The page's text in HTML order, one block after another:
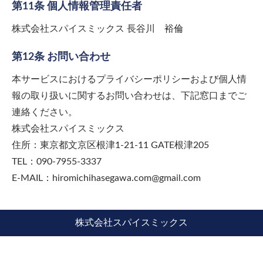
第11条 個人情報管理責任者
株式会社スパイスミックス 長谷川 裕倫
第12条 お問い合わせ
本サービスにおけるプライバシーポリシーおよび個人情
報の取り扱いに関するお問い合わせは、下記窓口までご
連絡ください。
株式会社スパイスミックス
住所：東京都文京区根津1-21-11 GATE根津205
TEL：090-7955-3337
E-MAIL：hiromichihasegawa.com@gmail.com
株式会社スパイスミックス